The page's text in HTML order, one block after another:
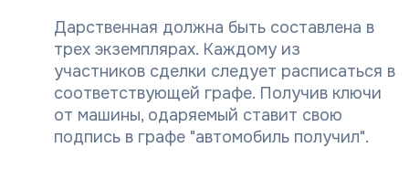
Дарственная должна быть составлена в
трех экземплярах. Каждому из
участников сделки следует расписаться в
соответствующей графе. Получив ключи
от машины, одаряемый ставит свою
подпись в графе "автомобиль получил".